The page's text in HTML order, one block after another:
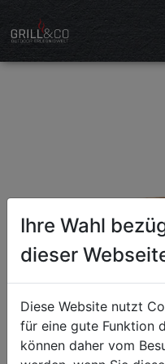
Ihre Wahl
dieser
Diese Website nutzt
für eine gute Funktion
können daher vom